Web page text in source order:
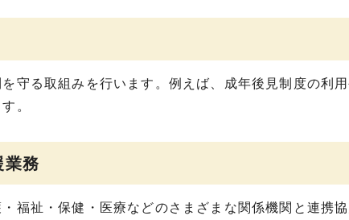
守る取組みを行います。例えば、成年後見制度の利
。
業務
福祉・保健・医療などのさまざまな関係機関と連携